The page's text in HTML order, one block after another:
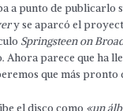
a punto de publicarlo
y se aparcó el
Springsteen on
Ahora parece que ha
que más pronto